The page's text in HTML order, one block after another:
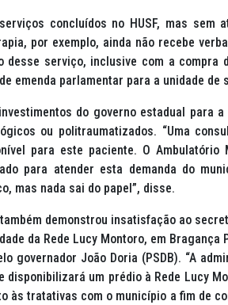
concluídos no HUSF, mas sem
por exemplo, ainda não recebe
serviço, inclusive com a compra
emenda parlamentar para a unidade de
do governo estadual para
ou politraumatizados. “Uma
para este paciente. O Ambulatório
para atender esta demanda do
mas nada sai do papel”, disse.
também demonstrou insatisfação ao
da Rede Lucy Montoro, em
governador João Doria (PSDB). “A
disponibilizará um prédio à Rede Lucy
às tratativas com o município a fim de